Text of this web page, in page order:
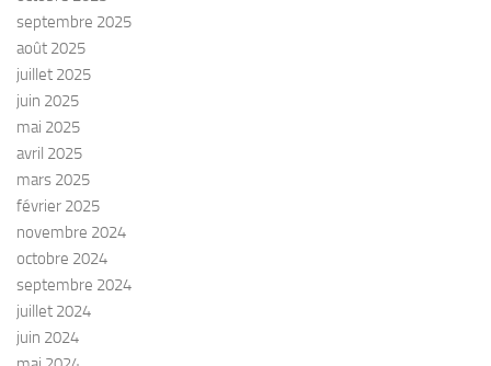
septembre 2025
août 2025
juillet 2025
juin 2025
mai 2025
avril 2025
mars 2025
février 2025
novembre 2024
octobre 2024
septembre 2024
juillet 2024
juin 2024